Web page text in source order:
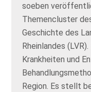
soeben
Themencluster
Geschichte des
Rheinlandes
Krankheiten und
Region. Es stellt